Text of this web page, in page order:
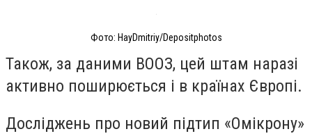
Фото: HayDmitriy/Depositphotos
Також, за даними ВООЗ, цей штам наразі
активно поширюється і в країнах Європі.
Досліджень про новий підтип «Омікрону»